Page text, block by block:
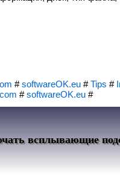
#softwareOK.eu #Tips #
#softwareOK.eu #
всплывающие